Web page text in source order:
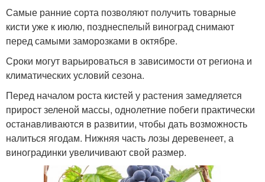
Самые ранние сорта позволяют получить товарные
кисти уже к июлю, позднеспелый виноград снимают
перед самыми заморозками в октябре.
Сроки могут варьироваться в зависимости от региона и
климатических условий сезона.
Перед началом роста кистей у растения замедляется
прирост зеленой массы, однолетние побеги практически
останавливаются в развитии, чтобы дать возможность
налиться ягодам. Нижняя часть лозы деревенеет, а
виноградинки увеличивают свой размер.